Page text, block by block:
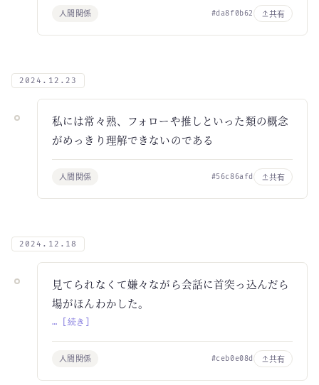
人間関係 #da8f0b62 共有
2024.12.23
私には常々熟、フォローや推しといった類の概念
がめっきり理解できないのである
人間関係 #56c86afd 共有
2024.12.18
見てられなくて嫌々ながら会話に首突っ込んだら
場がほんわかした。
… [続き]
人間関係 #ceb0e08d 共有